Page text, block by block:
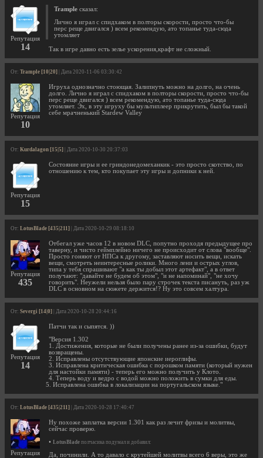
Репутация
14
Trample сказал:
Лично я играл с спидхаком в полторы скорости, просто что-бы
перс реще двигался ) всем рекомендую, ато топанье туда-сюда
утомляет
Так в игре давно есть зелье ускорения,крафт не сложный.
От: Trample [10|20] | Дата 2020-11-06 03:30:42
Репутация
10
Игруха однозначно стоющая. Залипнуть можно на долго, на очень
долго. Лично я играл с спидхаком в полторы скорости, просто что-бы
перс реще двигался ) всем рекомендую, ато топанье туда-сюда
утомляет. Эх, в эту игруху бы мультиплеер прикрутить, был бы такой
себе мрачненький Stardew Valley
От: Kurdalagon [15|5] | Дата 2020-10-30 20:37:03
Репутация
15
Состояние игры и ее гриндонедомеханкик - это просто скотство, по
отношению к тем, кто покупает эту игры и допники к ней.
От: LotusBlade [435|211] | Дата 2020-10-29 08:18:10
Репутация
435
Отбегал уже часов 12 в новом DLC, попутно проходя предыдущее про
таверну, и чисто геймплейно ничего не происходит от слова "вообще".
Просто гоняют от НПСа к другому, заставляют носить вещи, искать
вещи, смотреть неинтересные ролики. Много лени и острых углов,
типа у тебя спрашивают "а как ты добыл этот артефакт", а в ответ
получают: "давайте не будем об этом", "и не напоминай", "не хочу
говорить". Неужели нельзя было пару строчек текста писануть, раз уж
DLC в основном на сюжете держится!? Ну это совсем халтура.
От: Severgi [14|0] | Дата 2020-10-28 20:44:16
Репутация
14
Патчи так и сыпятся. ))
"Версия 1.302
1. Достижения, которые не были получены ранее из-за ошибки, будут
возвращены.
2. Исправлены отсутствующие японские иероглифы.
3. Исправлена критическая ошибка с порошком памяти (который нужен
для настойки памяти) - теперь его можно получить у Клото.
4. Теперь воду и ведро с водой можно положить в сумки для еды.
5. Исправлена ошибка в локализации на португальском языке."
От: LotusBlade [435|211] | Дата 2020-10-28 17:40:47
Репутация
Ну похоже заплатка версии 1.301 как раз лечит фризы и молитвы,
сейчас проверю.
• LotusBlade полчасика подумал и добавил:
Да, починили. А то давало с крутейшей молитвы всего 6 веры, это же